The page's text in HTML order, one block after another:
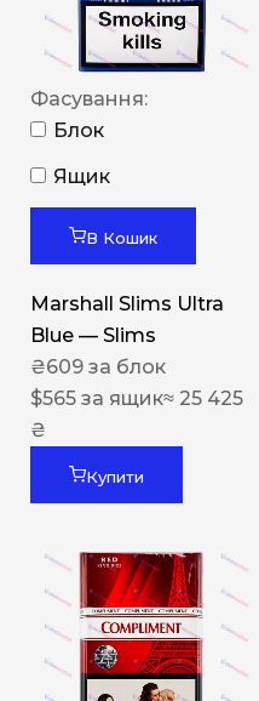
Фасування:
Блок
Ящик
В Кошик
Marshall Slims Ultra
Blue — Slims
₴609 за блок
$565 за ящик≈ 25 425
₴
Купити